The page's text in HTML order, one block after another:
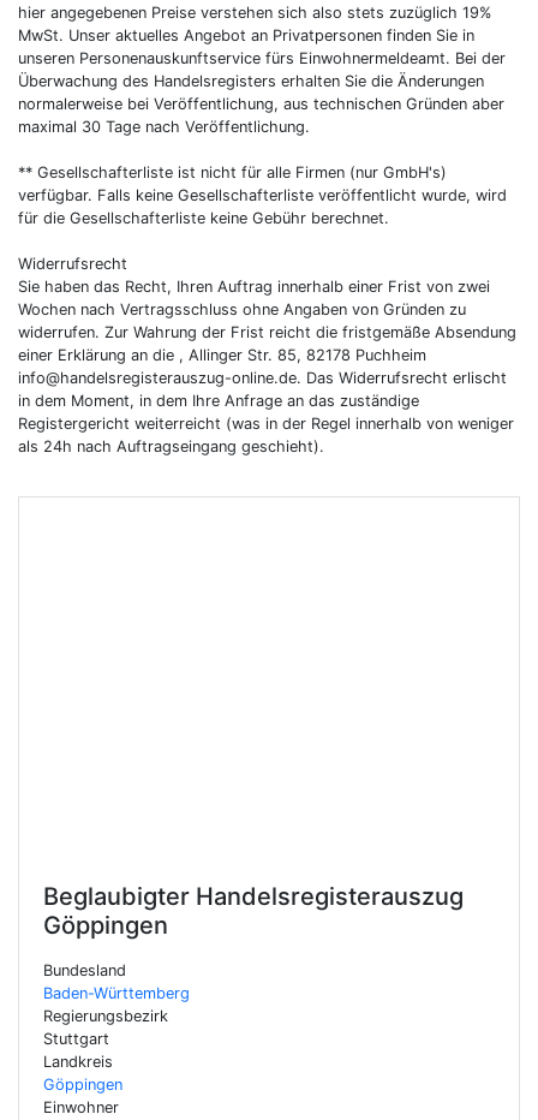
Beglaubigter Handelsregisterauszug
Göppingen
Bundesland
Baden-Württemberg
Regierungsbezirk
Stuttgart
Landkreis
Göppingen
Einwohner
hier angegebenen Preise verstehen sich also stets zuzüglich 19%
MwSt. Unser aktuelles Angebot an Privatpersonen finden Sie in
unseren Personenauskunftservice fürs Einwohnermeldeamt. Bei der
Überwachung des Handelsregisters erhalten Sie die Änderungen
normalerweise bei Veröffentlichung, aus technischen Gründen aber
maximal 30 Tage nach Veröffentlichung.
** Gesellschafterliste ist nicht für alle Firmen (nur GmbH's)
verfügbar. Falls keine Gesellschafterliste veröffentlicht wurde, wird
für die Gesellschafterliste keine Gebühr berechnet.
Widerrufsrecht
Sie haben das Recht, Ihren Auftrag innerhalb einer Frist von zwei
Wochen nach Vertragsschluss ohne Angaben von Gründen zu
widerrufen. Zur Wahrung der Frist reicht die fristgemäße Absendung
einer Erklärung an die , Allinger Str. 85, 82178 Puchheim
info@handelsregisterauszug-online.de. Das Widerrufsrecht erlischt
in dem Moment, in dem Ihre Anfrage an das zuständige
Registergericht weiterreicht (was in der Regel innerhalb von weniger
als 24h nach Auftragseingang geschieht).